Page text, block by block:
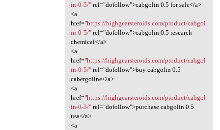
in-0-5/"rel="dofollow">cabgolin 0.5 for sale</a>
<a
href="https://highgearsteroids.com/product/cabgol
in-0-5/"rel="dofollow">cabgolin 0.5 research
chemical</a>
<a
href="https://highgearsteroids.com/product/cabgol
in-0-5/"rel="dofollow">buy cabgolin 0.5
cabergoline</a>
<a
href="https://highgearsteroids.com/product/cabgol
in-0-5/"rel="dofollow">purchase cabgolin 0.5
usa</a>
<a